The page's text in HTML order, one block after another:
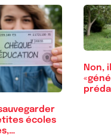
écoles
Non,